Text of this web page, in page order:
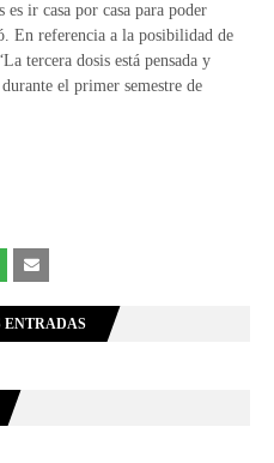
ir casa por casa para poder
En referencia a la posibilidad de
tercera dosis está pensada y
el primer semestre de
ENTRADAS